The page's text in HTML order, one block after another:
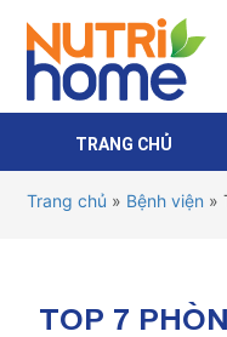
TRANG CHỦ
Trang chủ » Bệnh viện »
TOP 7